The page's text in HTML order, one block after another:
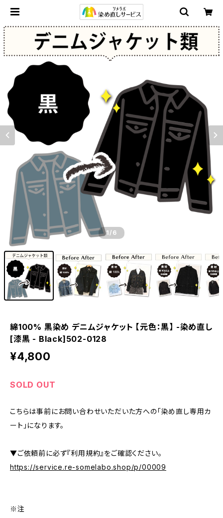
1 /6
綿100% 黒染め デニムジャケット 【元色：黒】 -染め直し
[漆黒 - Black]502-0128
¥4,800
SOLD OUT
こちらは事前にお問い合わせいただいた方への「染め直し専用カ
ート」になります。
▼ご依頼前に必ず『利用規約』をご確認ください。
https://service.re-somelabo.shop/p/00009
※注